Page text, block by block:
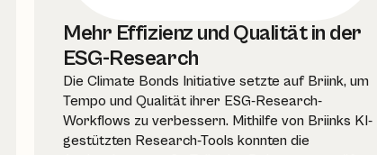
Mehr Effizienz und Qualität in der
ESG-Research
Die Climate Bonds Initiative setzte auf Briink, um
Tempo und Qualität ihrer ESG-Research-
Workflows zu verbessern. Mithilfe von Briinks KI-
gestützten Research-Tools konnten die